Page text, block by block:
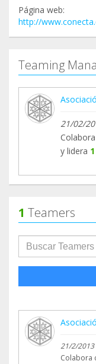
Página web:
http://
Teaming
21/02/
y lidera 1
1 Teamers
21/2/2013
Colabora